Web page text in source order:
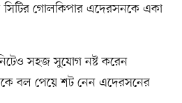
সিটির গোলকিপার এদেরসনকে একা
সহজ সুযোগ নষ্ট করেন
বল পেয়ে শট নেন এদেরসনের